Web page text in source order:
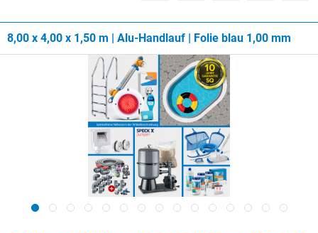
8,00 x 4,00 x 1,50 m | Alu-Handlauf | Folie blau 1,00 mm